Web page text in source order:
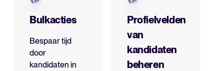
Bulkacties
Bespaar tijd
door
kandidaten in
Profielvelden
van
kandidaten
beheren